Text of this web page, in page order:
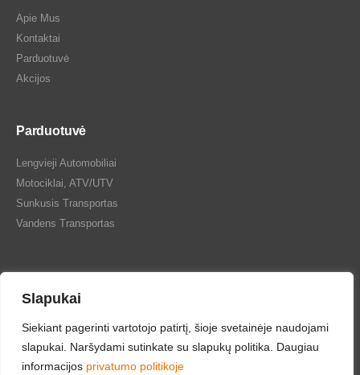
Slapukai
Siekiant pagerinti vartotojo patirtį, šioje svetainėje naudojami
slapukai. Naršydami sutinkate su slapukų politika. Daugiau
informacijos privatumo politikoje
Apie Mus
Kontaktai
Parduotuvė
Akcijos
Parduotuvė
Lengvieji Automobiliai
Motociklai, ATV/UTV
Sunkusis Transportas
Vandens Transportas
Tepalų Bazė © 2024 Visos teisės saugomos